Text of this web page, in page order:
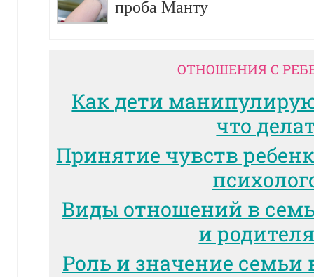
проба Манту
ОТНОШЕНИЯ С
Как дети
что
Принятие чувств
Виды отношений в
и
Роль и значение семьи